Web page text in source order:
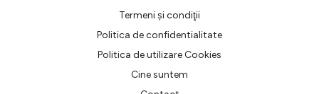
Termeni şi condiţii
Politica de confidentialitate
Politica de utilizare Cookies
Cine suntem